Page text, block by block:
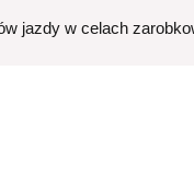
jazdy w celach